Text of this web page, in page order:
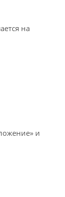
на
и